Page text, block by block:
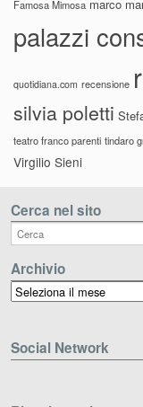
Famosa Mimosa marco
palazzi
quotidiana.com recensione
silvia poletti
teatro franco parenti tindaro
Virgilio Sieni
Cerca nel sito
Archivio
Archivio
Social Network